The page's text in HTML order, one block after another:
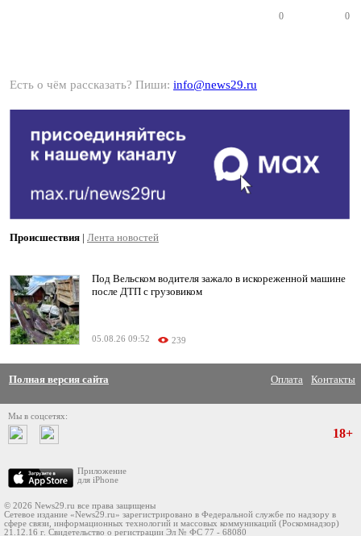
0 0
Есть о чём рассказать? Пиши: info@news29.ru
Происшествия | Лента новостей
Под Вельском водителя зажало в искореженной машине
после ДТП с грузовиком
05.08.26 09:52 239
Полная версия сайта Оплата Контакты
Мы в соцсетях:
Приложение
для iPhone
18+
© 2026 News29.ru все права защищены
Сетевое издание «News29.ru» зарегистрировано в Федеральной службе по надзору в
сфере связи, информационных технологий и массовых коммуникаций (Роскомнадзор)
21.12.16 г. Свидетельство о регистрации Эл № ФС 77 - 68080